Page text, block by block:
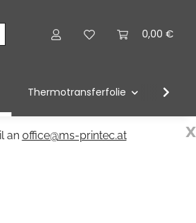
0,00 €
Thermotransferfolie
x
an office@ms-printec.at